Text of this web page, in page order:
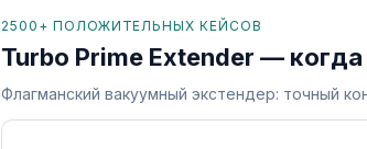
2500+ ПОЛОЖИТЕЛЬНЫХ КЕЙСОВ
Turbo Prime Extender —
Флагманский вакуумный экстендер: точный